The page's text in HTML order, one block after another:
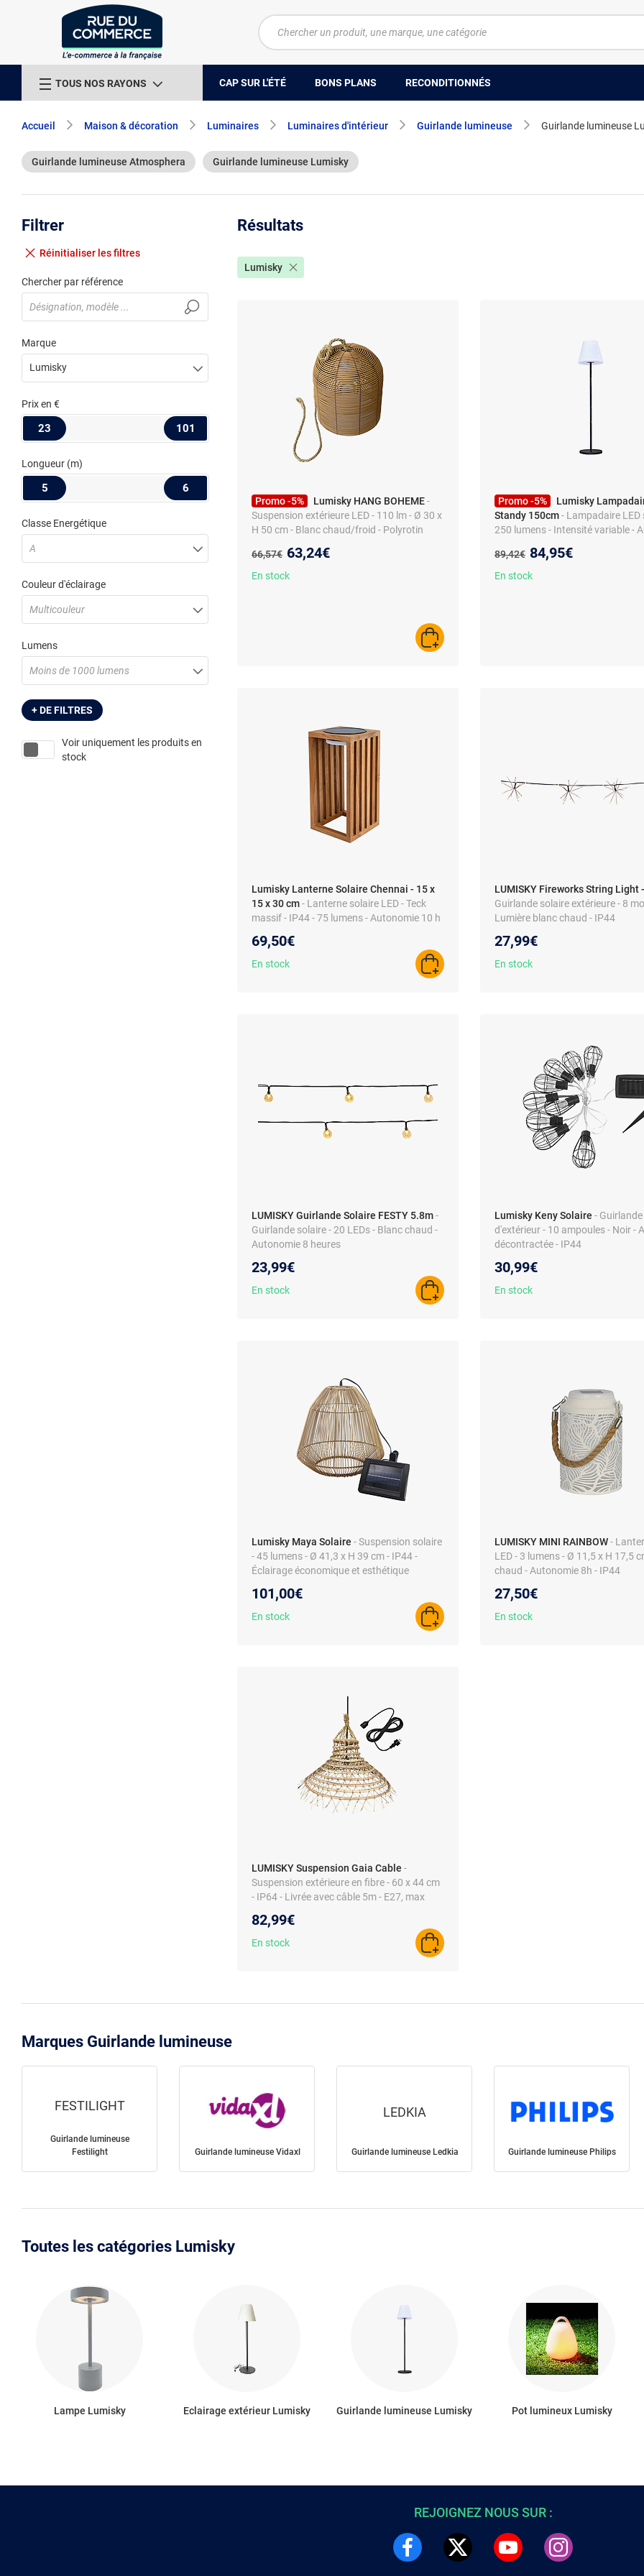
TOUS NOS RAYONS CAP SUR L'ÉTÉ BONS PLANS RECONDITIONNÉS
Accueil Maison & décoration Luminaires Luminaires d'intérieur Guirlande lumineuse Guirlande lumineuse
Guirlande lumineuse Atmosphera Guirlande lumineuse Lumisky
Filtrer
Réinitialiser les filtres
Chercher par référence
Marque
Lumisky
Prixen €
23 101
Longueur (m)
5 6
Classe Energétique
A
Couleur d'éclairage
Multicouleur
Lumens
Moins de 1000 lumens
+ DE FILTRES
Voir uniquement les produits en
stock
Résultats
Lumisky
Promo -5% Lumisky HANG BOHEME-
Suspension extérieure LED - 110 lm - Ø 30 x
H 50 cm - Blanc chaud/froid - Polyrotin
Ancien prix :
66,57€ Nouveau prix :
63,24€
En stock
AJOUTER AU PANIER
Promo -5%
Lumisky
Standy 150cm- Lampadaire LED
250 lumens - Intensité variable -
Ancien prix :
89,42€ Nouveau prix :
84,95€
En stock
Lumisky Lanterne Solaire Chennai - 15 x
15 x 30 cm- Lanterne solaire LED - Teck
massif - IP44 - 75 lumens - Autonomie 10 h
69,50€
En stock
AJOUTER AU PANIER
LUMISKY Fireworks String Light
Guirlande solaire extérieure - 8
Lumière blanc chaud - IP44
27,99€
En stock
LUMISKY Guirlande Solaire FESTY 5.8m-
Guirlande solaire - 20 LEDs - Blanc chaud -
Autonomie 8 heures
23,99€
En stock
AJOUTER AU PANIER
Lumisky Keny Solaire -
d'extérieur - 10 ampoules - Noir -
décontractée - IP44
30,99€
En stock
Lumisky Maya Solaire - Suspension solaire
- 45 lumens - Ø 41,3 x H 39 cm - IP44 -
Éclairage économique et esthétique
101,00€
En stock
AJOUTER AU PANIER
LUMISKY MINI RAINBOW-
LED - 3 lumens - Ø 11,5 x H 17,5
chaud - Autonomie 8h - IP44
27,50€
En stock
LUMISKY Suspension Gaia Cable -
Suspension extérieure en fibre - 60 x 44 cm
- IP64 - Livrée avec câble 5m - E27, max
82,99€
En stock
AJOUTER AU PANIER
Marques Guirlande lumineuse
FESTILIGHT
Guirlande lumineuse
Festilight
Guirlande lumineuse Vidaxl
LEDKIA
Guirlande lumineuse Ledkia Guirlande lumineuse Philips
Toutes les catégories Lumisky
Lampe Lumisky Eclairage extérieur Lumisky Guirlande lumineuse Lumisky Pot lumineux Lumisky
REJOIGNEZ NOUS SUR :